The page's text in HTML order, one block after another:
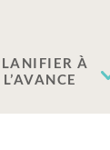
À
L’AVANCE